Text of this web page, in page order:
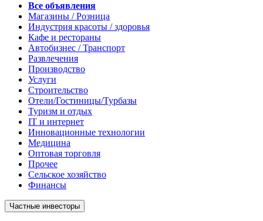
Все объявления
Магазины / Розница
Индустрия красоты / здоровья
Кафе и рестораны
Автобизнес / Транспорт
Развлечения
Производство
Услуги
Строительство
Отели/Гостиницы/Турбазы
Туризм и отдых
IT и интернет
Инновационные технологии
Медицина
Оптовая торговля
Прочее
Сельское хозяйство
Финансы
Частные инвесторы